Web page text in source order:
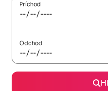
Príchod
Odchod